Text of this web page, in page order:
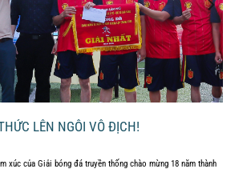
LÊN NGÔI VÔ ĐỊCH!
xúc của Giải bóng đá truyền thống chào mừng 18 năm thành